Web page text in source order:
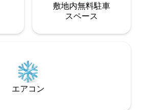
敷地内無料駐⁠車
ス⁠ペ⁠ー⁠ス
エアコン